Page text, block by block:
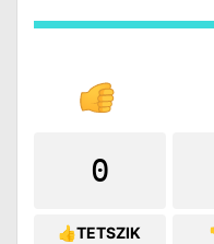
0
👍TETSZIK